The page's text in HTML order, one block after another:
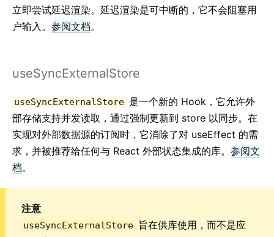
立即尝试延迟渲染。延迟渲染是可中断的，它不会阻塞用
户输入。 参阅文档。
useSyncExternalStore
useSyncExternalStore 是一个新的 Hook，它允许外
部存储支持并发读取，通过强制更新到 store 以同步。在
实现对外部数据源的订阅时，它消除了对 useEffect 的需
求，并被推荐给任何与 React 外部状态集成的库。 参阅文
档。
注意
useSyncExternalStore 旨在供库使用，而不是应